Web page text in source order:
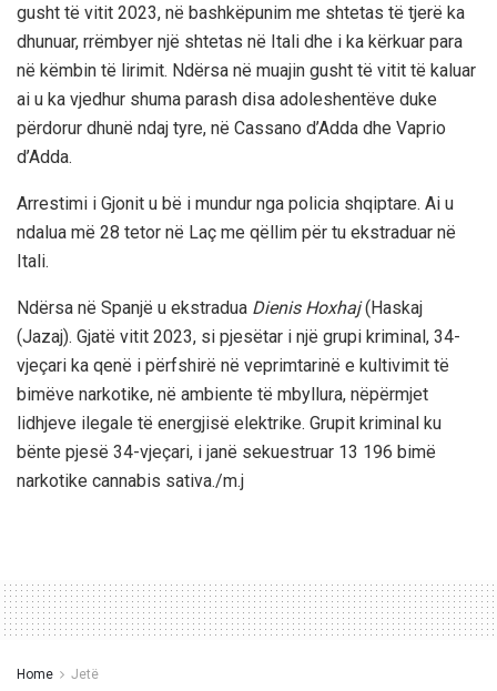
gusht të vitit 2023, në bashkëpunim me shtetas të tjerë ka
dhunuar, rrëmbyer një shtetas në Itali dhe i ka kërkuar para
në këmbin të lirimit. Ndërsa në muajin gusht të vitit të kaluar
ai u ka vjedhur shuma parash disa adoleshentëve duke
përdorur dhunë ndaj tyre, në Cassano d’Adda dhe Vaprio
d’Adda.
Arrestimi i Gjonit u bë i mundur nga policia shqiptare. Ai u
ndalua më 28 tetor në Laç me qëllim për tu ekstraduar në
Itali.
Ndërsa në Spanjë u ekstradua Dienis Hoxhaj(Haskaj
(Jazaj). Gjatë vitit 2023, si pjesëtar i një grupi kriminal, 34-
vjeçari ka qenë i përfshirë në veprimtarinë e kultivimit të
bimëve narkotike, në ambiente të mbyllura, nëpërmjet
lidhjeve ilegale të energjisë elektrike. Grupit kriminal ku
bënte pjesë 34-vjeçari, i janë sekuestruar 13 196 bimë
narkotike cannabis sativa./m.j
Home Jetë